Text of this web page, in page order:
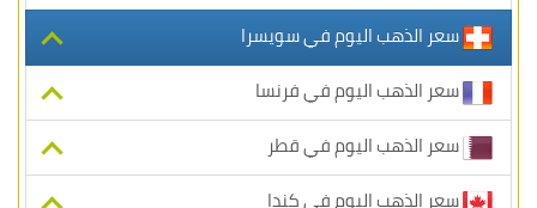
سعر الذهب اليوم في سويسرا
سعر الذهب اليوم في فرنسا
سعر الذهب اليوم في قطر
سعر الذهب اليوم في كندا